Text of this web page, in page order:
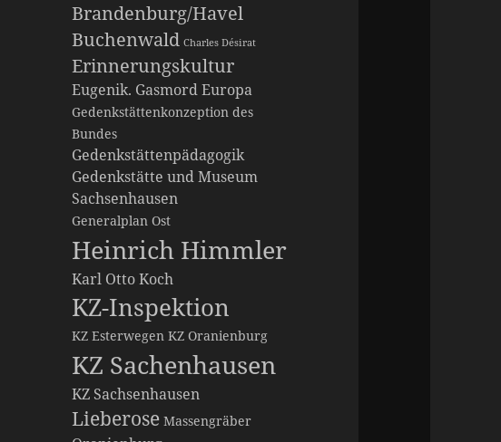
Brandenburg/Havel
Buchenwald Charles Désirat
Erinnerungskultur
Eugenik. GasmordEuropa
Gedenkstättenkonzeption des
Bundes
Gedenkstättenpädagogik
Gedenkstätte und Museum
Sachsenhausen
Generalplan Ost
Heinrich Himmler
Karl Otto Koch
KZ-Inspektion
KZ Esterwegen KZ Oranienburg
KZ Sachenhausen
KZ Sachsenhausen
Lieberose Massengräber